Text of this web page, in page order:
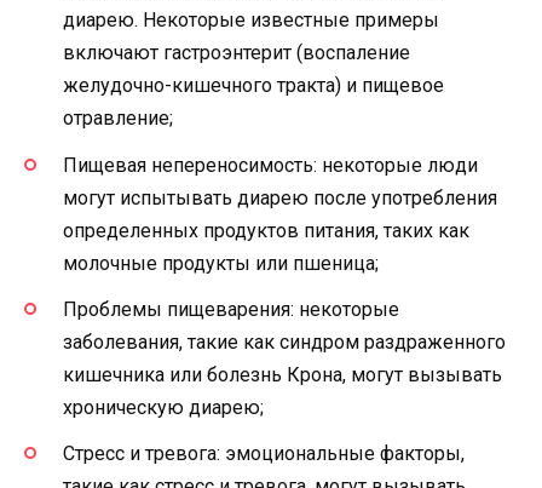
диарею. Некоторые известные примеры
включают гастроэнтерит (воспаление
желудочно-кишечного тракта) и пищевое
отравление;
Пищевая непереносимость: некоторые люди
могут испытывать диарею после употребления
определенных продуктов питания, таких как
молочные продукты или пшеница;
Проблемы пищеварения: некоторые
заболевания, такие как синдром раздраженного
кишечника или болезнь Крона, могут вызывать
хроническую диарею;
Стресс и тревога: эмоциональные факторы,